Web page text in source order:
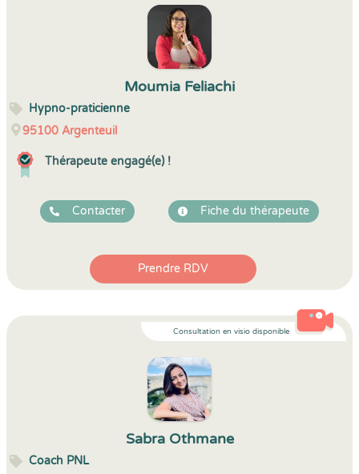
Moumia Feliachi
Hypno-praticienne
95100 Argenteuil
Thérapeute engagé(e) !
Contacter Fiche du thérapeute
Prendre RDV
Consultation en visio disponible
Sabra Othmane
Coach PNL